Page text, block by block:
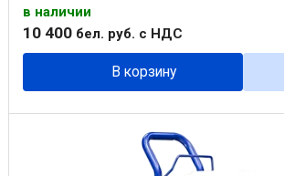
в наличии
10 400 бел. руб. с НДС
В корзину